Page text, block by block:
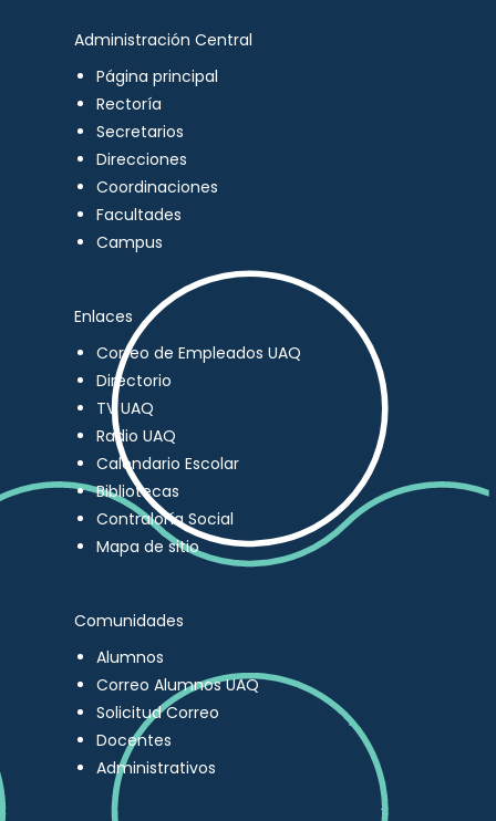
Administración Central
Página principal
Rectoría
Secretarios
Direcciones
Coordinaciones
Facultades
Campus
Enlaces
Correo de Empleados UAQ
Directorio
TV UAQ
Radio UAQ
Calendario Escolar
Bibliotecas
Contraloría Social
Mapa de sitio
Comunidades
Alumnos
Correo Alumnos UAQ
Solicitud Correo
Docentes
Administrativos